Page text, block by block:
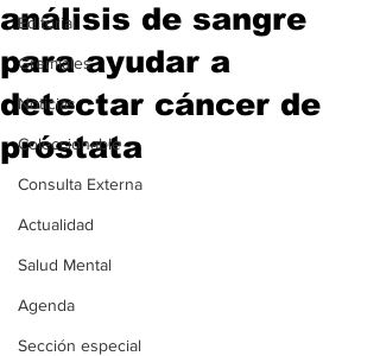
Editorial
Gremiales
Noticias
Coleccionable
Consulta Externa
Actualidad
Salud Mental
Agenda
Sección especial
análisis de sangre
para ayudar a
detectar cáncer de
próstata